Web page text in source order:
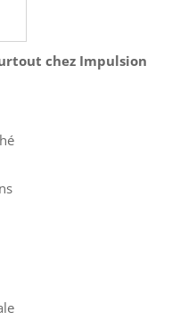
chez Impulsion